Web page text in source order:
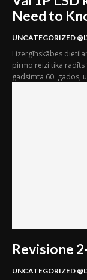
Need to
UNCATEGORIZED
Lizergīnskābes
pirmo reizi tika radīts
gadsimta 60. gados,
Revisione
UNCATEGORIZED